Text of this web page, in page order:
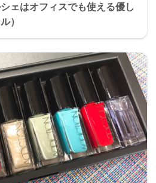
ェはオフィスでも使える優し
）